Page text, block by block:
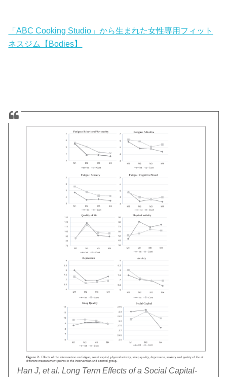
「ABC Cooking Studio」から生まれた女性専用フィット
ネスジム【Bodies】
Han J, et al. Long Term Effects of a Social Capital-